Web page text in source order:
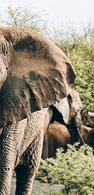
Autotour